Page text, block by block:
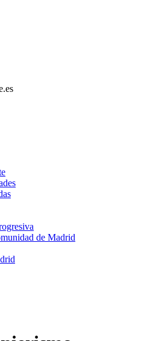
de Madrid